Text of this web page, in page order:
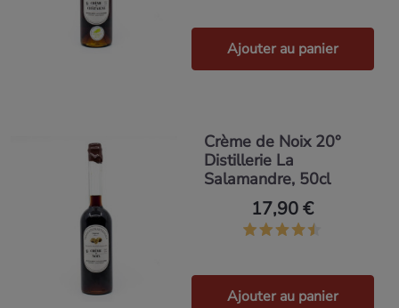
Ajouter au panier
Crème de Noix 20°
Distillerie La
Salamandre, 50cl
17,90 €
Ajouter au panier